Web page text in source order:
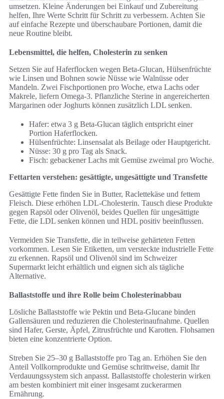
umsetzen. Kleine Änderungen bei Einkauf und Zubereitung
helfen, Ihre Werte Schritt für Schritt zu verbessern. Achten Sie
auf einfache Rezepte und überschaubare Portionen, damit die
neue Routine bleibt.
Lebensmittel, die helfen, Cholesterin zu senken
Setzen Sie auf Haferflocken wegen Beta‑Glucan, Hülsenfrüchte
wie Linsen und Bohnen sowie Nüsse wie Walnüsse oder
Mandeln. Zwei Fischportionen pro Woche, etwa Lachs oder
Makrele, liefern Omega‑3. Pflanzliche Sterine in angereicherten
Margarinen oder Joghurts können zusätzlich LDL senken.
Hafer: etwa 3 g Beta‑Glucan täglich entspricht einer
Portion Haferflocken.
Hülsenfrüchte: Linsensalat als Beilage oder Hauptgericht.
Nüsse: 30 g pro Tag als Snack.
Fisch: gebackener Lachs mit Gemüse zweimal pro Woche.
Fettarten verstehen: gesättigte, ungesättigte und Transfette
Gesättigte Fette finden Sie in Butter, Raclettekäse und fettem
Fleisch. Diese erhöhen LDL‑Cholesterin. Tausch diese Produkte
gegen Rapsöl oder Olivenöl, beides Quellen für ungesättigte
Fette, die LDL senken können und HDL positiv beeinflussen.
Vermeiden Sie Transfette, die in teilweise gehärteten Fetten
vorkommen. Lesen Sie Etiketten, um versteckte industrielle Fette
zu erkennen. Rapsöl und Olivenöl sind im Schweizer
Supermarkt leicht erhältlich und eignen sich als tägliche
Alternative.
Ballaststoffe und ihre Rolle beim Cholesterinabbau
Lösliche Ballaststoffe wie Pektin und Beta‑Glucane binden
Gallensäuren und reduzieren die Cholesterinaufnahme. Quellen
sind Hafer, Gerste, Äpfel, Zitrusfrüchte und Karotten. Flohsamen
bieten eine konzentrierte Option.
Streben Sie 25–30 g Ballaststoffe pro Tag an. Erhöhen Sie den
Anteil Vollkornprodukte und Gemüse schrittweise, damit Ihr
Verdauungssystem sich anpasst. Ballaststoffe cholesterin wirken
am besten kombiniert mit einer insgesamt zuckerarmen
Ernährung.